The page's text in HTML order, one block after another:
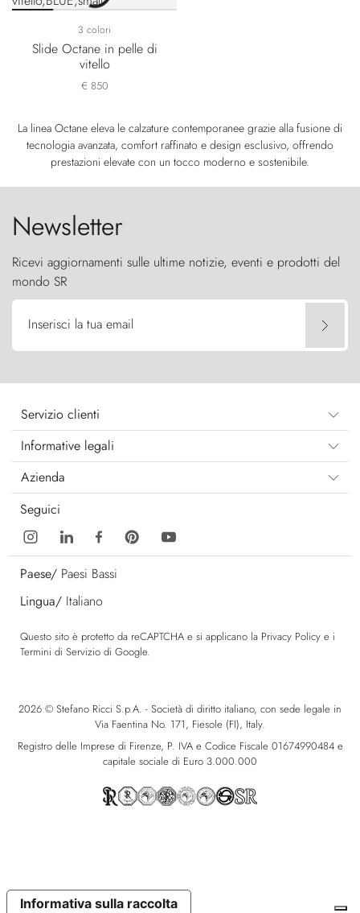
3 colori
Slide Octane in pelle di
vitello
€ 850
La linea Octane eleva le calzature contemporanee grazie alla fusione di
tecnologia avanzata, comfort raffinato e design esclusivo, offrendo
prestazioni elevate con un tocco moderno e sostenibile.
Newsletter
Ricevi aggiornamenti sulle ultime notizie, eventi e prodotti del
mondo SR
Inserisci la tua email
Servizio clienti
Informative legali
Azienda
Seguici
Paese/ Paesi Bassi
Lingua/ Italiano
Questo sito è protetto da reCAPTCHA e si applicano la Privacy Policy e i
Termini di Servizio di Google.
2026 © Stefano Ricci S.p.A. - Società di diritto italiano, con sede legale in
Via Faentina No. 171, Fiesole (FI), Italy.
Registro delle Imprese di Firenze, P. IVA e Codice Fiscale 01674990484 e
capitale sociale di Euro 3.000.000
Informativa sulla raccolta